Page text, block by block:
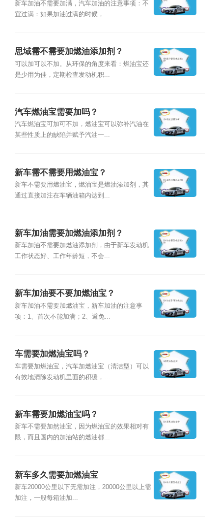
新车加油不需要加满，汽车加油的注意事项：不
宜过满：如果加油过满的时候，...
思域需不需要加燃油添加剂？
可以加可以不加。从环保的角度来看：燃油宝还
是少用为佳，定期检查发动机积...
汽车燃油宝需要加吗？
汽车燃油宝可加可不加，燃油宝可以弥补汽油在
某些性质上的缺陷并赋予汽油一...
新车需不需要用燃油宝？
新车不需要用燃油宝，燃油宝是燃油添加剂，其
通过直接加注在车辆油箱内达到...
新车加油需要加燃油添加剂？
新车加油不需要加燃油添加剂，由于新车发动机
工作状态好、工作年龄短，不会...
新车加油要不要加燃油宝？
新车加油不需要加燃油宝，新车加油的注意事
项：1、首次不能加满；2、避免...
车需要加燃油宝吗？
车需要加燃油宝，汽车加燃油宝（清洁型）可以
有效地清除发动机里面的积碳，...
新车需要加燃油宝吗？
新车不需要加然油宝，因为燃油宝的效果相对有
限，而且国内的加油站的燃油都...
新车多久需要加燃油宝
新车20000公里以下无需加注，20000公里以上需
加注，一般每箱油加...